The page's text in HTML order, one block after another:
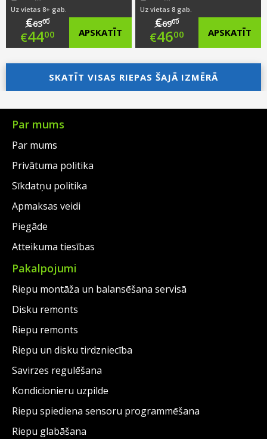
Uz vietas 8+ gab.
€6300
Original
price
was:
€63.00.
€4400
Current
price
is:
€44.00.
APSKATĪT
Uz vietas 8 gab.
€6900
Original
price
was:
€69.00.
€4600
Current
price
is:
APSKATĪT
SKATĪT VISAS RIEPAS ŠAJĀ IZMĒRĀ
Par mums
Par mums
Privātuma politika
Sīkdatņu politika
Apmaksas veidi
Piegāde
Atteikuma tiesības
Pakalpojumi
Riepu montāža un balansēšana servisā
Disku remonts
Riepu remonts
Riepu un disku tirdzniecība
Savirzes regulēšana
Kondicionieru uzpilde
Riepu spiediena sensoru programmēšana
Riepu glabāšana